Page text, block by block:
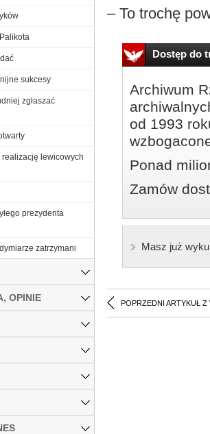
– To trochę
Dostęp do
Archiwum
od 1993
Ponad
Zamów
Masz już
POPRZEDNI ARTYKUŁ Z
sukcesy
zgłaszać
realizację lewicowych
prezydenta
zatrzymani
OPINIE